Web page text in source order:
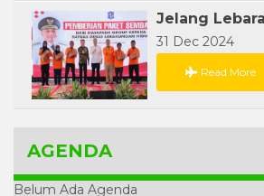
31 Dec 2024
Read More
AGENDA
Belum Ada Agenda